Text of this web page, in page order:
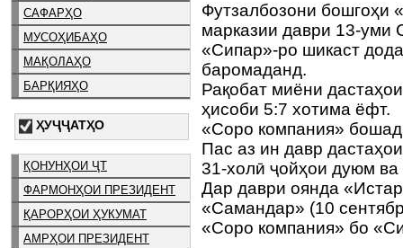
САФАРҲО
МУСОҲИБАҲО
МАҚОЛАҲО
БАРҚИЯҲО
ҲУҶҶАТҲО
ҚОНУНҲОИ ҶТ
ФАРМОНҲОИ ПРЕЗИДЕНТ
ҚАРОРҲОИ ҲУКУМАТ
АМРҲОИ ПРЕЗИДЕНТ
Футзалбозони бошгоҳи
марказии даври 13-уми
«Сипар»-ро шикаст
баромаданд.
Рақобат миёни
ҳисоби 5:7 хотима ёфт.
«Соро компания»
Пас аз ин давр
31-холӣ ҷойҳои дуюм
Дар даври оянда
«Самандар» (10
«Соро компания» бо